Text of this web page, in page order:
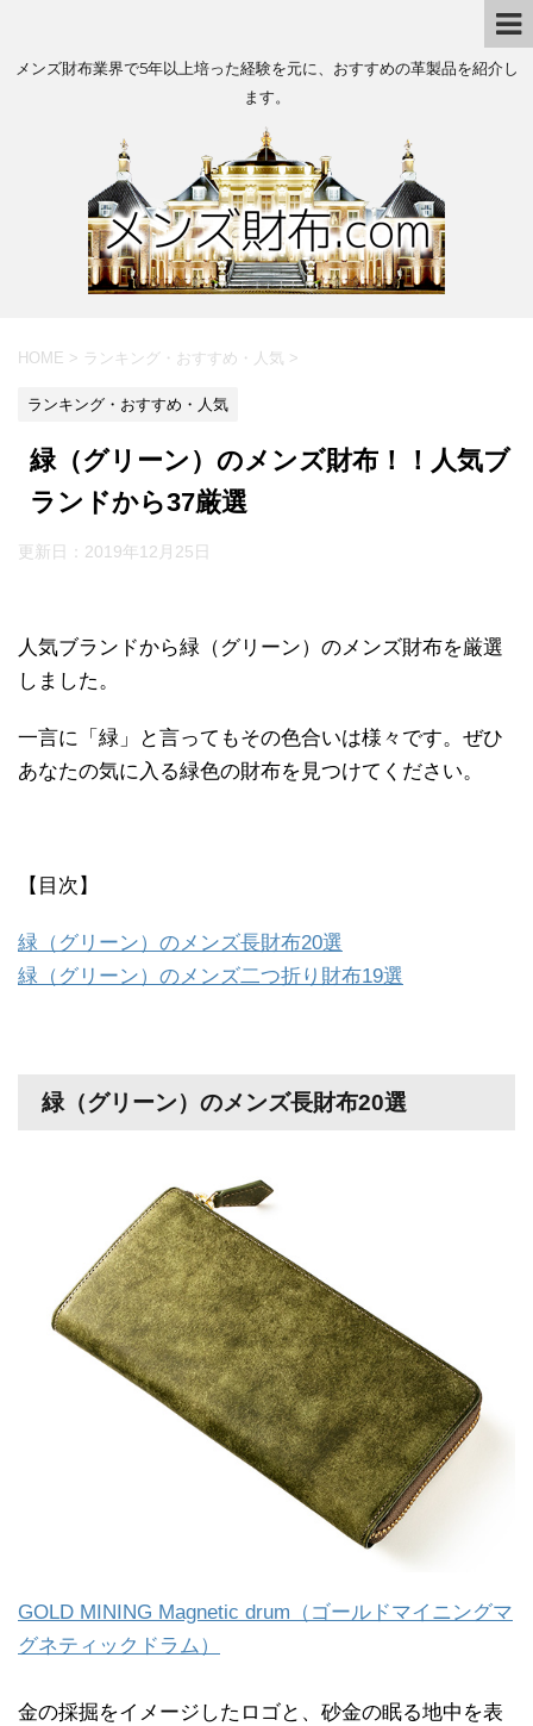
メンズ財布業界で5年以上培った経験を元に、おすすめの革製品を紹介し
ます。
HOME > ランキング・おすすめ・人気 >
ランキング・おすすめ・人気
緑（グリーン）のメンズ財布！！人気ブ
ランドから37厳選
更新日： 2019年12月25日
人気ブランドから緑（グリーン）のメンズ財布を厳選
しました。
一言に「緑」と言ってもその色合いは様々です。ぜひ
あなたの気に入る緑色の財布を見つけてください。
【目次】
緑（グリーン）のメンズ長財布20選
緑（グリーン）のメンズ二つ折り財布19選
緑（グリーン）のメンズ長財布20選
GOLD MINING Magnetic drum（ゴールドマイニングマ
グネティックドラム）
金の採掘をイメージしたロゴと、砂金の眠る地中を表